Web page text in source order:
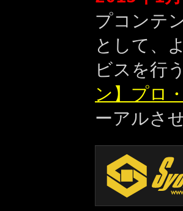
プコンテ
として、
ビスを行
ン】プロ
ーアルさ